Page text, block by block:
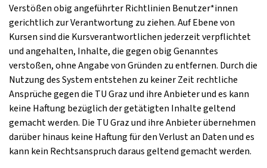
Verstößen obig angeführter Richtlinien Benutzer*innen
gerichtlich zur Verantwortung zu ziehen. Auf Ebene von
Kursen sind die Kursverantwortlichen jederzeit verpflichtet
und angehalten, Inhalte, die gegen obig Genanntes
verstoßen, ohne Angabe von Gründen zu entfernen. Durch die
Nutzung des System entstehen zu keiner Zeit rechtliche
Ansprüche gegen die TU Graz und ihre Anbieter und es kann
keine Haftung bezüglich der getätigten Inhalte geltend
gemacht werden. Die TU Graz und ihre Anbieter übernehmen
darüber hinaus keine Haftung für den Verlust an Daten und es
kann kein Rechtsanspruch daraus geltend gemacht werden.